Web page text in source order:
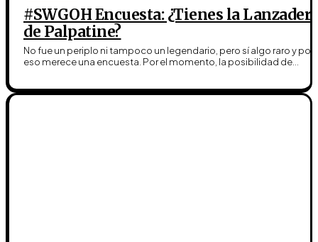
#SWGOH Encuesta: ¿Tienes la
de Palpatine?
No fue un periplo ni tampoco un legendario, pero sí algo raro y por
eso merece una encuesta. Por el momento, la posibilidad de...